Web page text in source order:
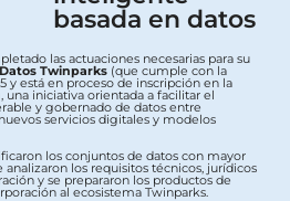
basada en datos
las actuaciones necesarias para su
Twinparks (que cumple con la
y está en proceso de inscripción en la
una iniciativa orientada a facilitar el
y gobernado de datos entre
servicios digitales y modelos
los conjuntos de datos con mayor
los requisitos técnicos, jurídicos
y se prepararon los productos de
al ecosistema Twinparks.